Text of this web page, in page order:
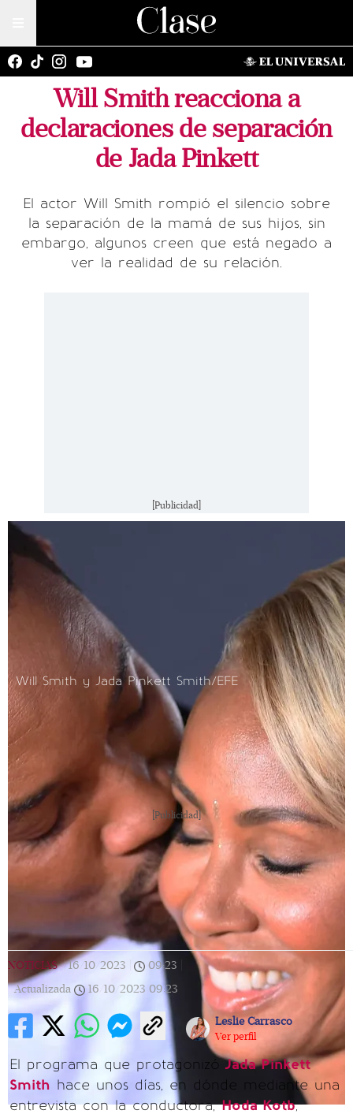
Will Smith reacciona a
declaraciones de separación
de Jada Pinkett
El actor Will Smith rompió el silencio sobre
la separación de la mamá de sus hijos, sin
embargo, algunos creen que está negado a
ver la realidad de su relación.
[Publicidad]
Will Smith y Jada Pinkett Smith/EFE
[Publicidad]
NOTICIAS | 16/10/2023 09:23
Actualizada
16/10/2023 09:23
Leslie Carrasco
Ver perfil
El programa que protagonizó Jada Pinkett
Smith hace unos días, en dónde mediante una
entrevista con la conductora,Hoda Kotb,